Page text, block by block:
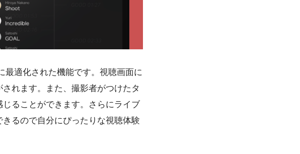
最適化された機能です。視聴画面に
れます。また、撮影者がつけたタ
ることができます。さらにライブ
るので自分にぴったりな視聴体験